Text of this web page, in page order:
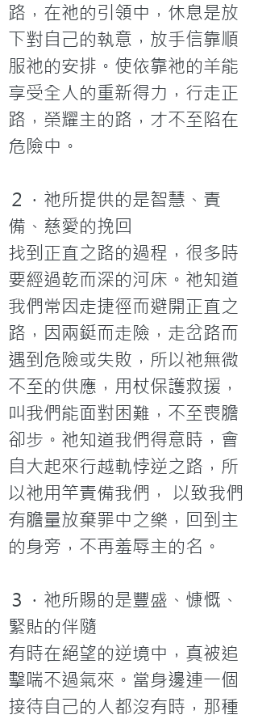
路，在祂的引領中，休息是放
下對自己的執意，放手信靠順
服祂的安排。使依靠祂的羊能
享受全人的重新得力，行走正
路，榮耀主的路，才不至陷在
危險中。
２．祂所提供的是智慧、責
備、慈愛的挽回
找到正直之路的過程，很多時
要經過乾而深的河床。祂知道
我們常因走捷徑而避開正直之
路，因兩鋌而走險，走岔路而
遇到危險或失敗，所以祂無微
不至的供應，用杖保護救援，
叫我們能面對困難，不至喪膽
卻步。祂知道我們得意時，會
自大起來行越軌悖逆之路，所
以祂用竿責備我們， 以致我們
有膽量放棄罪中之樂，回到主
的身旁，不再羞辱主的名。
３．祂所賜的是豐盛、慷慨、
緊貼的伴隨
有時在絕望的逆境中，真被追
擊喘不過氣來。當身邊連一個
接待自己的人都沒有時，那種